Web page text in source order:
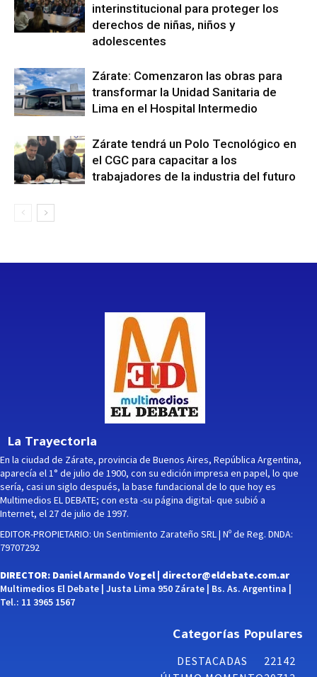
interinstitucional para proteger los
derechos de niñas, niños y
adolescentes
Zárate: Comenzaron las obras para
transformar la Unidad Sanitaria de
Lima en el Hospital Intermedio
Zárate tendrá un Polo Tecnológico en
el CGC para capacitar a los
trabajadores de la industria del futuro
La Trayectoria
En la ciudad de Zárate, provincia de Buenos Aires, República Argentina,
aparecía el 1° de julio de 1900, con su edición impresa en papel, lo que
sería, casi un siglo después, la base fundacional de lo que hoy es
Multimedios EL DEBATE; con esta -su página digital- que subió a
Internet, el 27 de julio de 1997.
EDITOR-PROPIETARIO: Un Sentimiento Zarateño SRL | Nº de Reg. DNDA:
79707292
DIRECTOR: Daniel Armando Vogel | director@eldebate.com.ar
Multimedios El Debate | Justa Lima 950 Zárate | Bs. As. Argentina |
Tel.: 11 3965 1567
Categorías Populares
DESTACADAS
22142